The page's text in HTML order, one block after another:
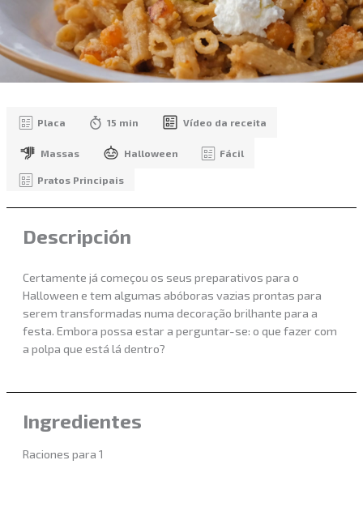
Placa 15 min Vídeo da receita
Massas Halloween Fácil
Pratos Principais
Descripción
Certamente já começou os seus preparativos para o
Halloween e tem algumas abóboras vazias prontas para
serem transformadas numa decoração brilhante para a
festa. Embora possa estar a perguntar-se: o que fazer com
a polpa que está lá dentro?
Ingredientes
Raciones para 1